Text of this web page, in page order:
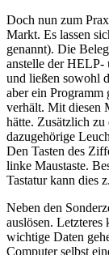
Doch nun zum
Markt. Es lassen
genannt). Die
anstelle der HELP-
und ließen sowohl
aber ein Programm
verhält. Mit diesen
hätte. Zusätzlich
dazugehörige
Den Tasten des
linke Maustaste.
Tastatur kann dies
Neben den
auslösen.
wichtige Daten
Computer selbst